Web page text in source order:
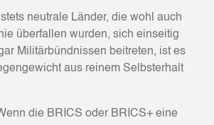
neutrale Länder, die wohl auch
überfallen wurden, sich einseitig
Militärbündnissen beitreten, ist es
aus reinem Selbsterhalt
die BRICS oder BRICS+ eine